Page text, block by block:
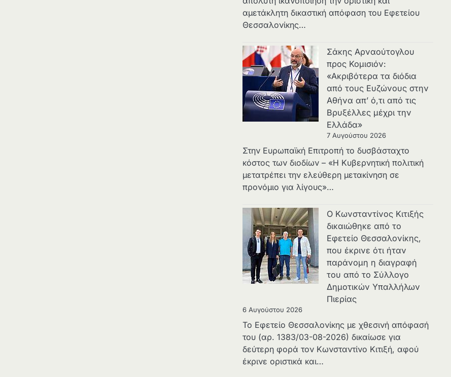
αμετάκλητη δικαστική απόφαση του Εφετείου
Θεσσαλονίκης…
Σάκης Αρναούτογλου
προς Κομισιόν:
«Ακριβότερα τα διόδια
από τους Ευζώνους στην
Αθήνα απ’ ό,τι από τις
Βρυξέλλες μέχρι την
Ελλάδα»
7 Αυγούστου 2026
Στην Ευρωπαϊκή Επιτροπή το δυσβάσταχτο
κόστος των διοδίων – «Η Κυβερνητική πολιτική
μετατρέπει την ελεύθερη μετακίνηση σε
προνόμιο για λίγους»…
Ο Κωνσταντίνος Κιτιξής
δικαιώθηκε από το
Εφετείο Θεσσαλονίκης,
που έκρινε ότι ήταν
παράνομη η διαγραφή
του από το Σύλλογο
Δημοτικών Υπαλλήλων
Πιερίας
6 Αυγούστου 2026
Το Εφετείο Θεσσαλονίκης με χθεσινή απόφασή
του (αρ. 1383/03-08-2026) δικαίωσε για
δεύτερη φορά τον Κωνσταντίνο Κιτιξή, αφού
έκρινε οριστικά και…